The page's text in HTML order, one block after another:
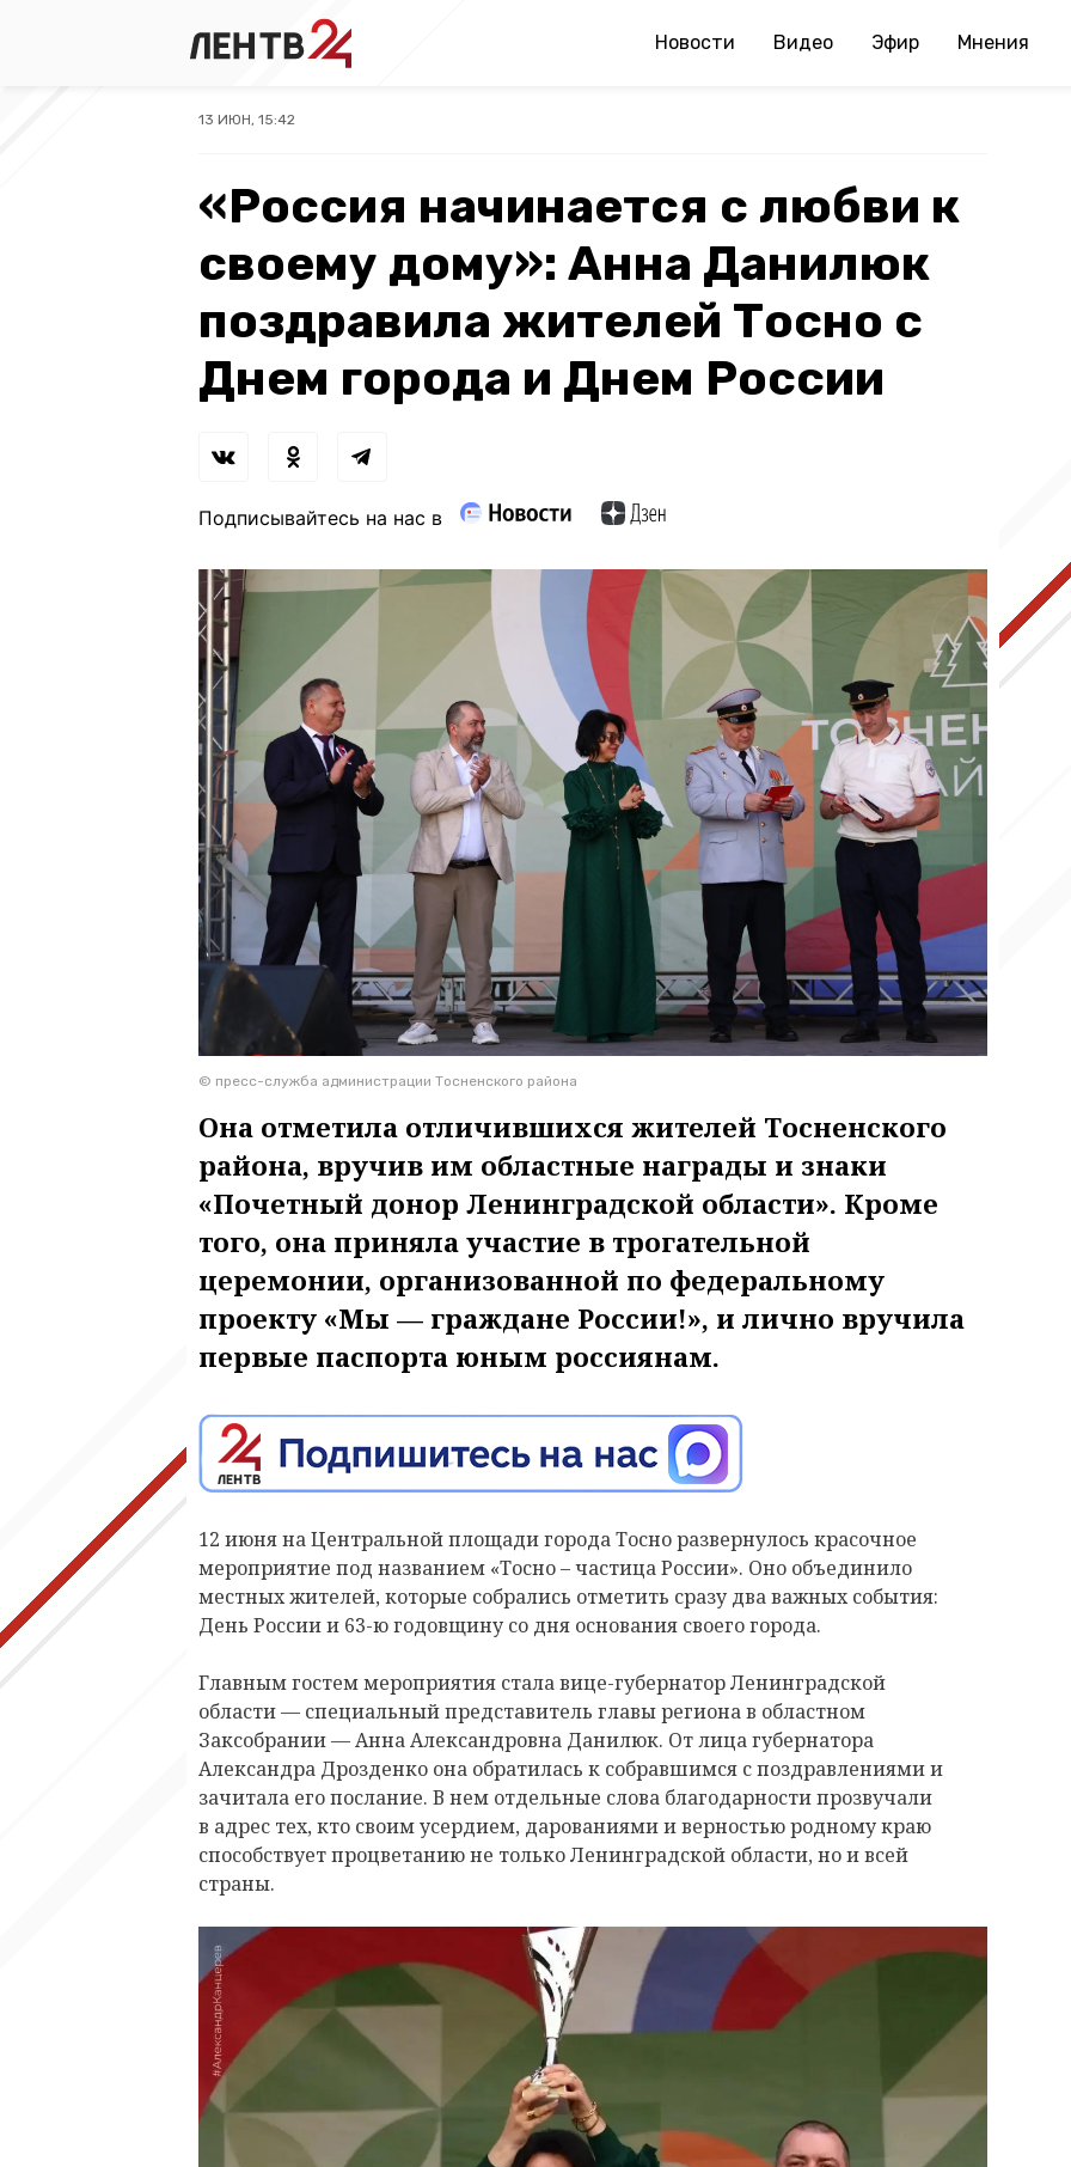
Новости Видео Эфир Мнения
13 ИЮН, 15:42
«Россия начинается с любви к
своему дому»: Анна Данилюк
поздравила жителей Тосно с
Днем города и Днем России
Подписывайтесь на нас в
© пресс-служба администрации Тосненского района
Она отметила отличившихся жителей Тосненского
района, вручив им областные награды и знаки
«Почетный донор Ленинградской области». Кроме
того, она приняла участие в трогательной
церемонии, организованной по федеральному
проекту «Мы — граждане России!», и лично вручила
первые паспорта юным россиянам.
12 июня на Центральной площади города Тосно развернулось красочное
мероприятие под названием «Тосно – частица России». Оно объединило
местных жителей, которые собрались отметить сразу два важных события:
День России и 63-ю годовщину со дня основания своего города.
Главным гостем мероприятия стала вице-губернатор Ленинградской
области — специальный представитель главы региона в областном
Заксобрании — Анна Александровна Данилюк. От лица губернатора
Александра Дрозденко она обратилась к собравшимся с поздравлениями и
зачитала его послание. В нем отдельные слова благодарности прозвучали
в адрес тех, кто своим усердием, дарованиями и верностью родному краю
способствует процветанию не только Ленинградской области, но и всей
страны.